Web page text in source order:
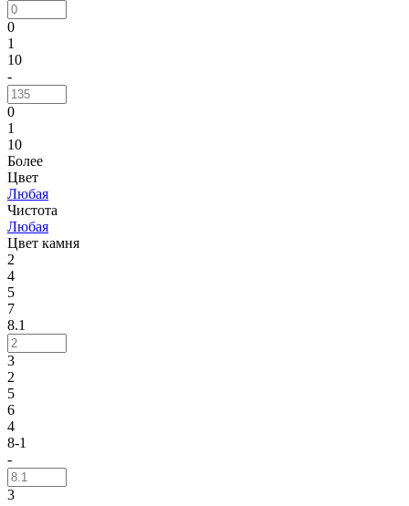
0
1
10
-
0
1
10
Более
Цвет
Любая
Чистота
Любая
Цвет камня
2
4
5
7
8.1
3
2
5
6
4
8-1
-
3